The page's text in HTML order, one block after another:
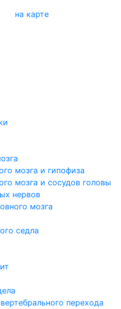
на карте
мозга и гипофиза
мозга и сосудов головы
нервов
мозга
седла
перехода